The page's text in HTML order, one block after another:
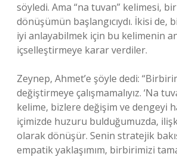
söyledi. Ama “na tuvan” kelimesi, bir
dönüşümün başlangıcıydı. İkisi de,
iyi anlayabilmek için bu kelimenin
içselleştirmeye karar verdiler.
Zeynep, Ahmet’e şöyle dedi:
değiştirmeye çalışmamalıyız. ‘Na
kelime, bizlere değişim ve dengeyi
içimizde huzuru bulduğumuzda,
olarak dönüşür. Senin stratejik
empatik yaklaşımım, birbirimizi